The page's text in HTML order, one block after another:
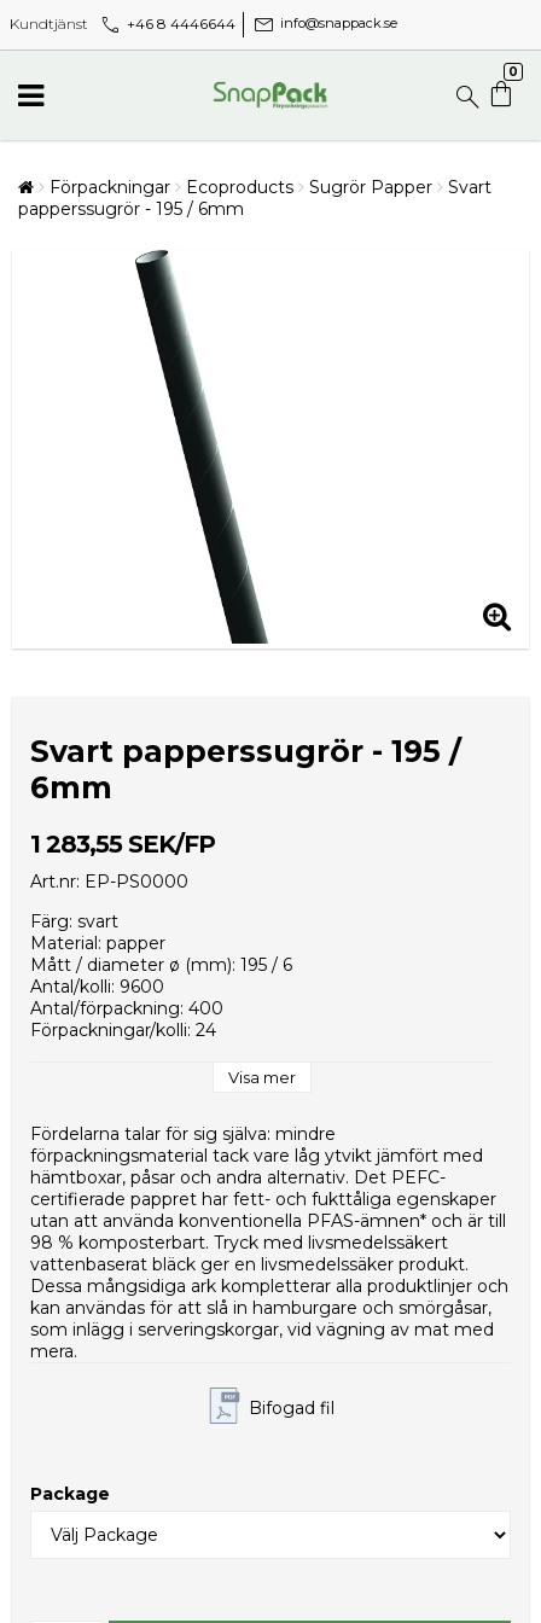
Kundtjänst call +46 8 4446644 mail info@snappack.se
0
Förpackningar Ecoproducts Sugrör Papper
Svart
papperssugrör - 195 / 6mm
Svart papperssugrör - 195 /
6mm
1 283,55 SEK/FP
Art.nr: EP-PS0000
Färg: svart
Material: papper
Mått / diameter ø (mm): 195 / 6
Antal/kolli: 9600
Antal/förpackning: 400
Förpackningar/kolli: 24
Kollimått (mm): 570x340x420
Typ av innerförpackning: PE-påse
HS-kod: 48236910
Visa mer
Fördelarna talar för sig själva: mindre
förpackningsmaterial tack vare låg ytvikt jämfört med
hämtboxar, påsar och andra alternativ. Det PEFC-
certifierade pappret har fett- och fukttåliga egenskaper
utan att använda konventionella PFAS-ämnen* och är till
98 % komposterbart. Tryck med livsmedelssäkert
vattenbaserat bläck ger en livsmedelssäker produkt.
Dessa mångsidiga ark kompletterar alla produktlinjer och
kan användas för att slå in hamburgare och smörgåsar,
som inlägg i serveringskorgar, vid vägning av mat med
mera.
Bifogad fil
Package